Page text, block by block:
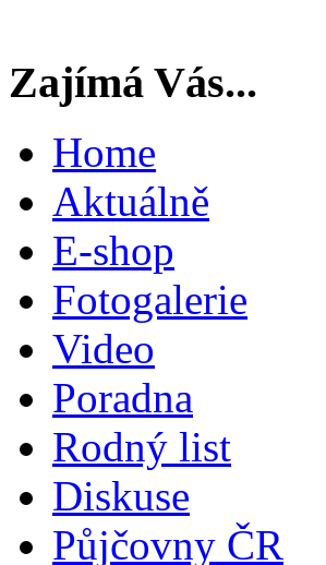
Zajímá Vás...
Home
Aktuálně
E-shop
Fotogalerie
Video
Poradna
Rodný list
Diskuse
Půjčovny ČR